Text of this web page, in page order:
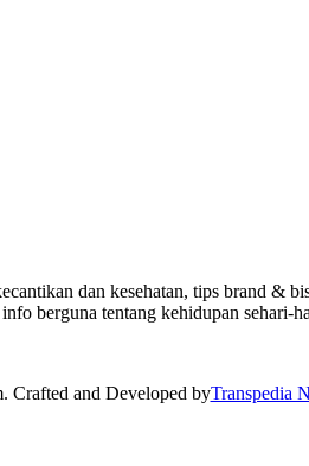
dan kesehatan, tips brand &
berguna tentang kehidupan sehari-
Crafted and Developed byTranspedia